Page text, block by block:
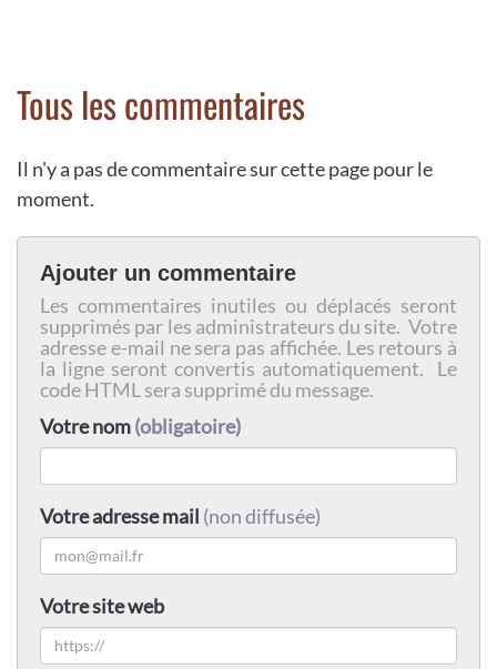
Tous les commentaires
Il n'y a pas de commentaire sur cette page pour le
moment.
Ajouter un commentaire
Les commentaires inutiles ou déplacés seront
supprimés par les administrateurs du site. Votre
adresse e-mail ne sera pas affichée. Les retours à
la ligne seront convertis automatiquement. Le
code HTML sera supprimé du message.
Votre nom(obligatoire)
Votre adresse mail (non diffusée)
Votre site web